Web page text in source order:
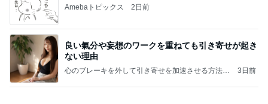
Amebaトピックス 2日前
良い氣分や妄想のワークを重ねても引き寄せが起き
ない理由
心のブレーキを外して引き寄せを加速させる方法：
3日前